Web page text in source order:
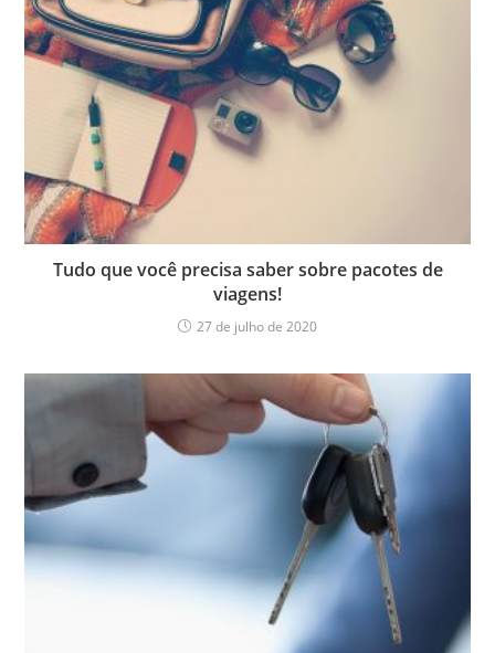
Tudo que você precisa saber sobre pacotes de
viagens!
27 de julho de 2020